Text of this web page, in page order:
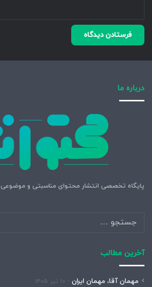
درباره ما
پایگاه تخصصی انتشار محتوای مناسبتی و موضوعی
آخرین مطالب
مهمان آقا، مهمان ایران ۱۰ تیر ۱۴۰۵